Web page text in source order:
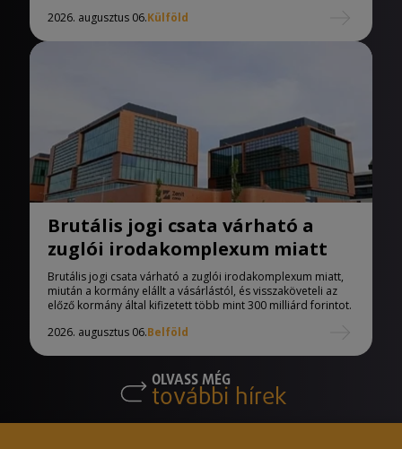
2026. augusztus 06.Külföld
Brutális jogi csata várható a
zuglói irodakomplexum miatt
Brutális jogi csata várható a zuglói irodakomplexum miatt,
miután a kormány elállt a vásárlástól, és visszaköveteli az
előző kormány által kifizetett több mint 300 milliárd forintot.
2026. augusztus 06.Belföld
OLVASS MÉG
további hírek